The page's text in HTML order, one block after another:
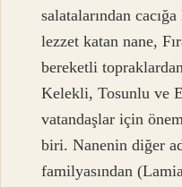
salatalarından
lezzet katan nane,
bereketli
Kelekli, Tosunlu ve
vatandaşlar için
biri. Nanenin diğer
familyasından